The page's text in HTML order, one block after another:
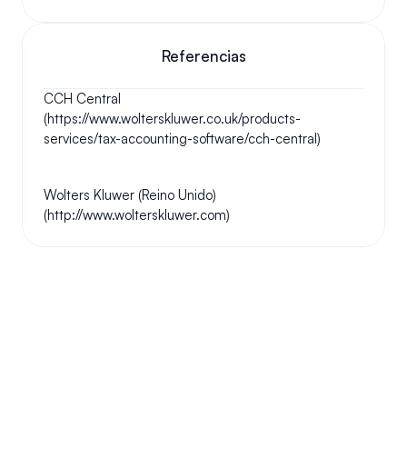
Referencias
CCH Central
(https://www.wolterskluwer.co.uk/products-
services/tax-accounting-software/cch-central)
Wolters Kluwer (Reino Unido)
(http://www.wolterskluwer.com)